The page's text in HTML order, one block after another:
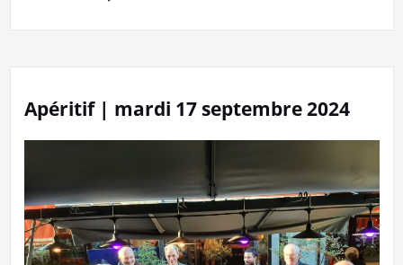
Apéritif | mardi 17 septembre 2024